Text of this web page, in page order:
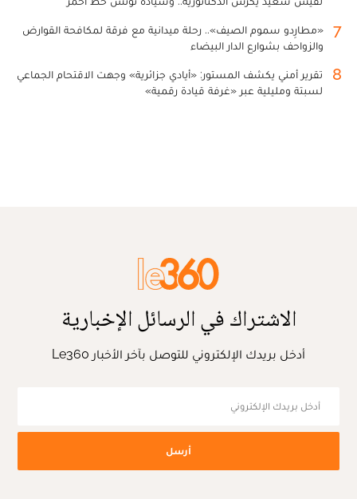
7
«مطارِدو سموم الصيف».. رحلة ميدانية مع فرقة لمكافحة القوارض
والزواحف بشوارع الدار البيضاء
8
تقرير أمني يكشف المستور: «أيادي جزائرية» وجهت الاقتحام الجماعي
لسبتة ومليلية عبر «غرفة قيادة رقمية»
الاشتراك في الرسائل الإخبارية
أدخل بريدك الإلكتروني للتوصل بآخر الأخبار Le360
أرسل